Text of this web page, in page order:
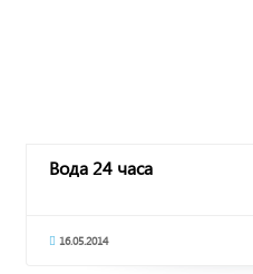
Вода 24 часа
16.05.2014